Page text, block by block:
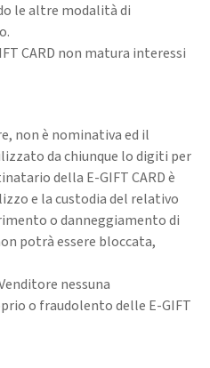
le altre modalità di
CARD non matura interessi
non è nominativa ed il
da chiunque lo digiti per
della E-GIFT CARD è
e la custodia del relativo
o danneggiamento di
potrà essere bloccata,
nessuna
o fraudolento delle E-GIFT